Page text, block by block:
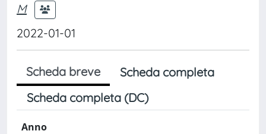
M
2022-01-01
Scheda breve
Scheda completa
Scheda completa (DC)
Anno